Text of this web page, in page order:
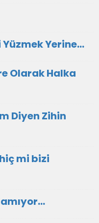
Yerine…
Olarak Halka
Diyen Zihin
mi bizi